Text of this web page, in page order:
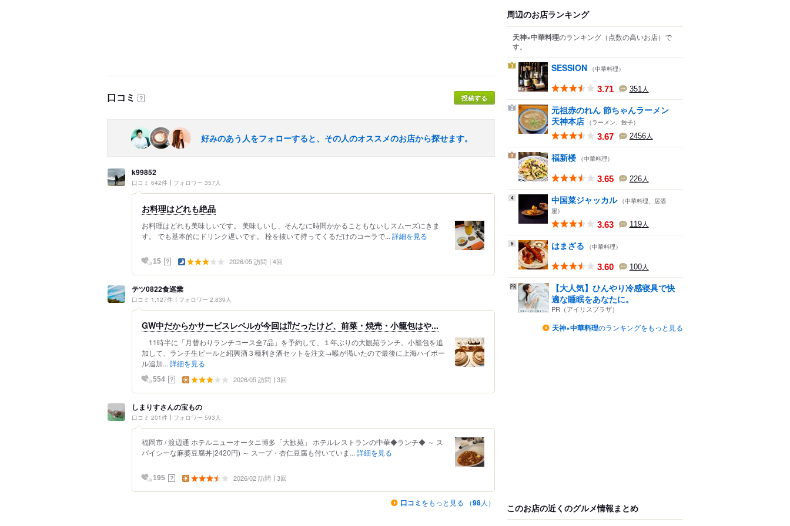
口コミ ？ 投稿する
好みのあう人をフォローすると、その人のオススメのお店から探せます。
k99852
口コミ 642件 フォロワー 357人
お料理はどれも絶品
お料理はどれも美味しいです。 美味しいし、そんなに時間かかることもないしスムーズにきま
す。 でも基本的にドリンク遅いです。 栓を抜いて持ってくるだけのコーラで... 詳細を見る
15 ？ 2026/05 訪問 4回
テツ0822食巡業
口コミ 1,127件 フォロワー 2,839人
GW中だからかサービスレベルが今回は⁇だったけど、前菜・焼売・小籠包はや...
11時半に「月替わりランチコース全7品」を予約して、１年ぶりの大観苑ランチ。小籠包を追
加して、ランチ生ビールと紹興酒３種利き酒セットを注文→喉が渇いたので最後に上海ハイボー
ル追加... 詳細を見る
554 ？ 2026/05 訪問 3回
しまりすさんの宝もの
口コミ 201件 フォロワー 593人
福岡市 / 渡辺通 ホテルニューオータニ博多「大歓苑」 ホテルレストランの中華◆ランチ◆ ～ ス
パイシーな麻婆豆腐丼(2420円) ～ スープ・杏仁豆腐も付いていま... 詳細を見る
195 ？ 2026/02 訪問 3回
口コミ をもっと見る （98人）
周辺のお店ランキング
天神×中華料理のランキング （点数の高いお店） で
す。
1 SESSION （中華料理）
3.71 351 人
2
元祖赤のれん 節ちゃんラーメン
天神本店 （ラーメン、餃子）
3.67 2456人
3 福新楼 （中華料理）
3.65 226人
4 中国菜ジャッカル （中華料理、居酒
屋）
3.63 119人
5 はまざる （中華料理）
3.60 100人
【大人気】ひんやり冷感寝具で快
適な睡眠をあなたに。
PR（アイリスプラザ）
天神×中華料理のランキングをもっと見る
このお店の近くのグルメ情報まとめ